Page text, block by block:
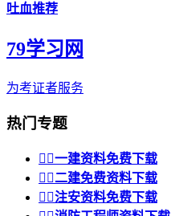
吐血推荐
79学习网
为考证者服务
热门专题
 一建资料免费下载
 二建免费资料下载
 注安资料免费下载